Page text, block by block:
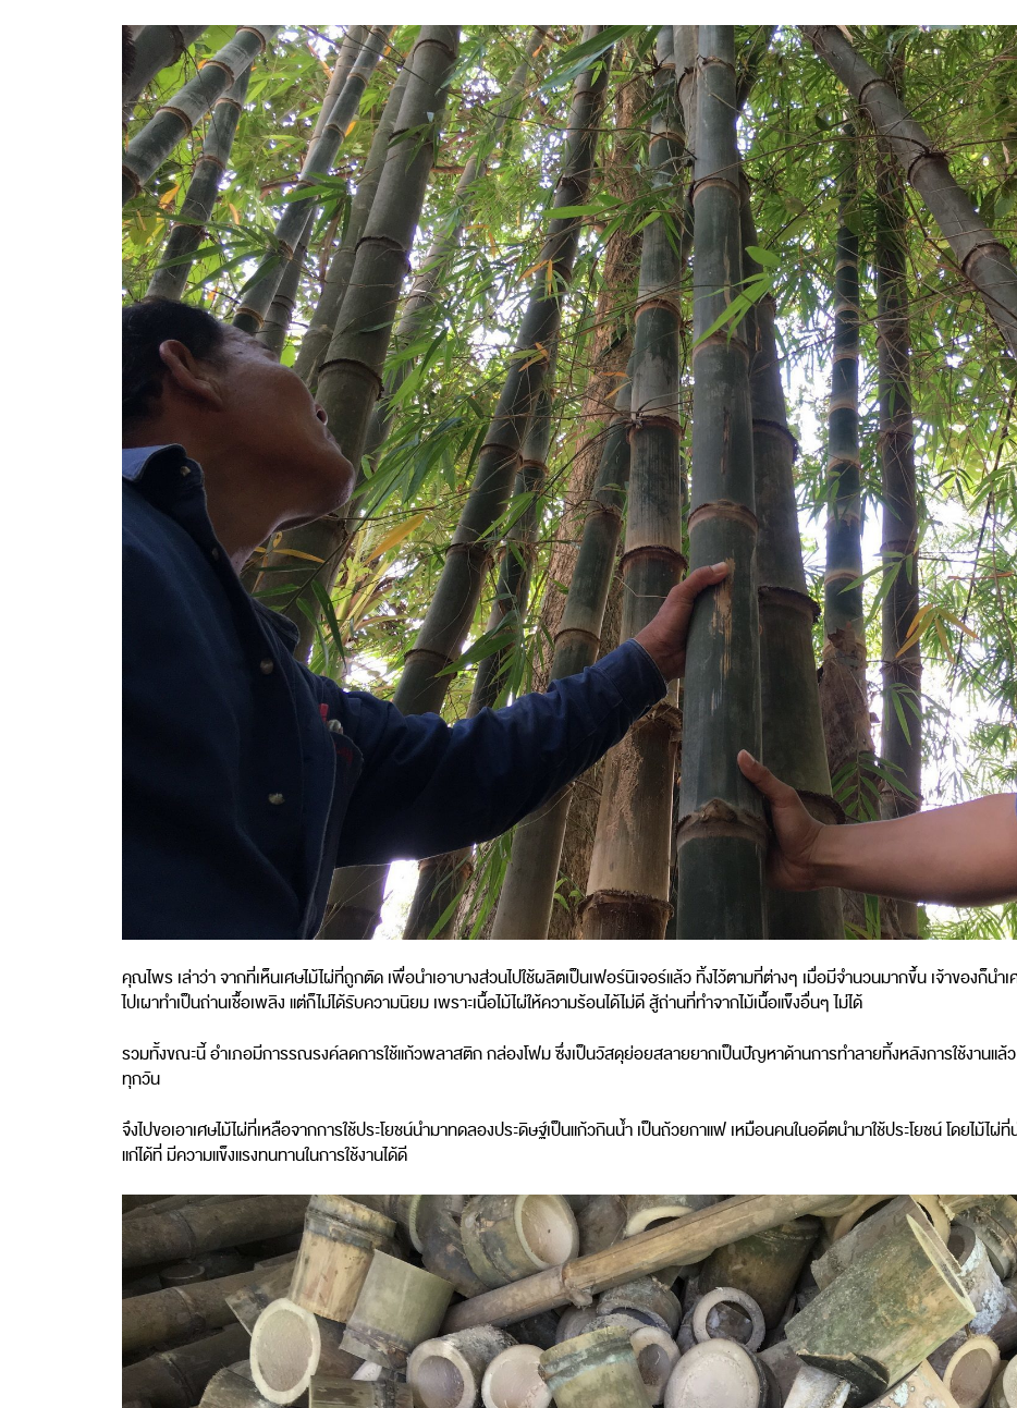
คุณไพร เล่าว่า จากที่เห็นเศษไม้ไผ่ที่ถูกตัด เพื่อนำเอาบางส่วนไปใช้ผลิตเป็นเฟอร์นิเจอร์แล้ว ทิ้งไว้ตามที่ต่างๆ เมื่อมีจำนวนมากขึ้น เจ้าของก็นำเศ
ไปเผาทำเป็นถ่านเชื้อเพลิง แต่ก็ไม่ได้รับความนิยม เพราะเนื้อไม้ไผ่ให้ความร้อนได้ไม่ดี สู้ถ่านที่ทำจากไม้เนื้อแข็งอื่นๆ ไม่ได้
รวมทั้งขณะนี้ อำเภอมีการรณรงค์ลดการใช้แก้วพลาสติก กล่องโฟม ซึ่งเป็นวัสดุย่อยสลายยากเป็นปัญหาด้านการทำลายทิ้งหลังการใช้งานแล้
ทุกวัน
จึงไปขอเอาเศษไม้ไผ่ที่เหลือจากการใช้ประโยชน์นำมาทดลองประดิษฐ์เป็นแก้วกินน้ำ เป็นถ้วยกาแฟ เหมือนคนในอดีตนำมาใช้ประโยชน์ โดยไม้ไผ่
แก่ได้ที่ มีความแข็งแรงทนทานในการใช้งานได้ดี